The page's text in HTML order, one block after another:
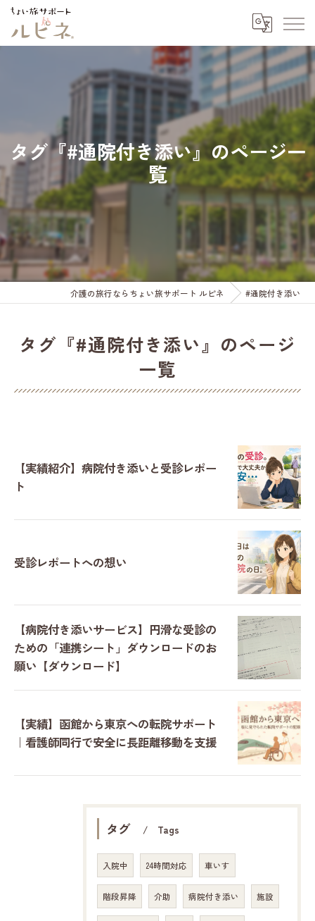
タグ『#通院付き添い』のページ一
覧
介護の旅行ならちょい旅サポート ルピネ #通院付き添い
タグ『#通院付き添い』のページ
一覧
【実績紹介】病院付き添いと受診レポー
ト
受診レポートへの想い
【病院付き添いサービス】円滑な受診の
ための「連携シート」ダウンロードのお
願い【ダウンロード】
【実績】函館から東京への転院サポート
｜看護師同行で安全に長距離移動を支援
タグ Tags
入院中 24時間対応 車いす
階段昇降 介助 病院付き添い 施設